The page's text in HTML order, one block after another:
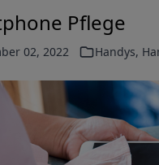
Pflege
02, 2022 Handys,